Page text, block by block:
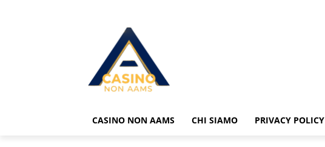
CASINO NON AAMS CHI SIAMO PRIVACY POLICY